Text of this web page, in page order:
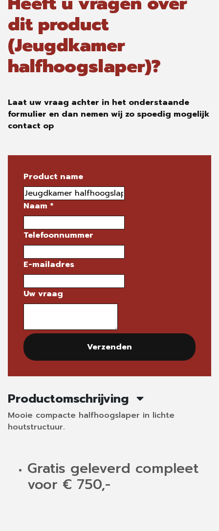
dit product
(Jeugdkamer
halfhoogslaper)?
Laat uw vraag achter in het onderstaande
formulier en dan nemen wij zo spoedig mogelijk
contact op
Product name
Naam *
Telefoonnummer
E-mailadres
Uw vraag
Verzenden
Productomschrijving
Mooie compacte halfhoogslaper in lichte
houtstructuur.
Gratis geleverd compleet
voor € 750,-